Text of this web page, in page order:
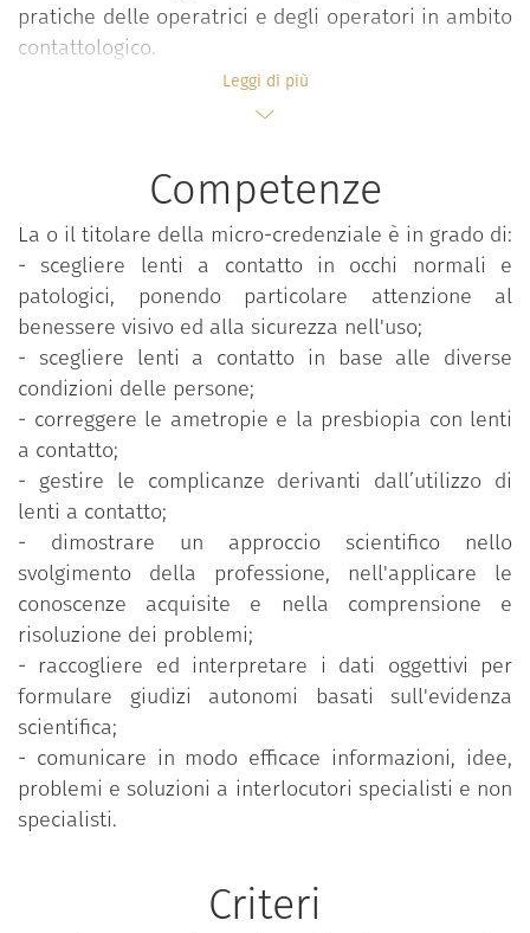
pratiche delle operatrici e degli operatori in ambito
contattologico.
L’obiettivo del Corso è quello di implementare le
conoscenze teorico-pratiche nell'applicazione delle
particolare attenzione al benessere visivo ed alla
sicurezza nell'uso. Durante il percorso di studi sono
state anche affrontate materie scientifiche di base,
imparando a adoperare il rigore metodologico
necessario per lo svolgimento della professione.
Infine, sono state illustrate dalle e dai docenti,
pratiche e prodotti innovativi.
Le lezioni sono tenute in italiano.
Leggi di più
Competenze
La o il titolare della micro-credenziale è in grado di:
- scegliere lenti a contatto in occhi normali e
patologici, ponendo particolare attenzione al
benessere visivo ed alla sicurezza nell'uso;
- scegliere lenti a contatto in base alle diverse
condizioni delle persone;
- correggere le ametropie e la presbiopia con lenti
a contatto;
- gestire le complicanze derivanti dall’utilizzo di
lenti a contatto;
- dimostrare un approccio scientifico nello
svolgimento della professione, nell'applicare le
conoscenze acquisite e nella comprensione e
risoluzione dei problemi;
- raccogliere ed interpretare i dati oggettivi per
formulare giudizi autonomi basati sull'evidenza
scientifica;
- comunicare in modo efficace informazioni, idee,
problemi e soluzioni a interlocutori specialisti e non
specialisti.
Criteri